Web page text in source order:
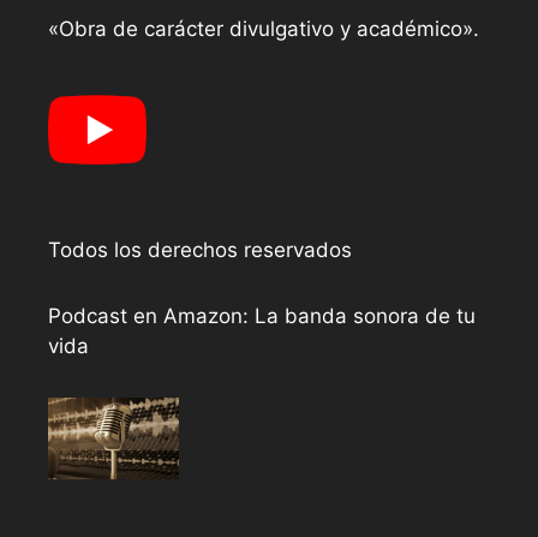
«Obra de carácter divulgativo y académico».
Todos los derechos reservados
Podcast en Amazon: La banda sonora de tu
vida